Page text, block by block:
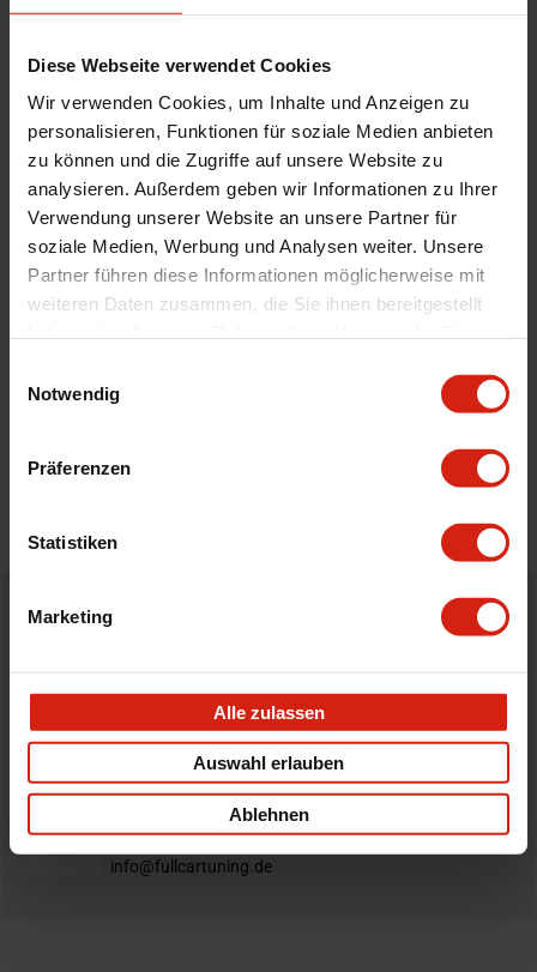
Diese Webseite verwendet Cookies
Wir verwenden Cookies, um Inhalte und Anzeigen zu
personalisieren, Funktionen für soziale Medien anbieten
zu können und die Zugriffe auf unsere Website zu
analysieren. Außerdem geben wir Informationen zu Ihrer
Verwendung unserer Website an unsere Partner für
soziale Medien, Werbung und Analysen weiter. Unsere
Partner führen diese Informationen möglicherweise mit
weiteren Daten zusammen, die Sie ihnen bereitgestellt
Notwendig
Präferenzen
Statistiken
Marketing
Alle zulassen
Auswahl erlauben
Ablehnen
Anzeige Typ
Öldruck und Temperatur Sensor
Montagematerial
Nein
Material
Product Line
Type 1
Gewindemaße
M20x1.5
Universal
Ja
Technische Daten
Sensor Fitting 1/8 NPT
Details
Bewertungen
Bestellt vor 16:00 Uhr
Nicht zufrieden?
Du hast immer eine 14-tägige Rückgabefrist um deine
Bestellung zurück zu geben.
Professioneller Rat nötig?
Starte einen Livechat oder sende eine Email an
info@fullcartuning.de